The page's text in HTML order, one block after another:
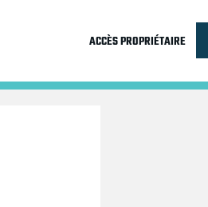
ACCÈS PROPRIÉTAIRE